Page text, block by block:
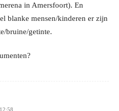
in Amersfoort). En
blanke mensen/kinderen er zijn
bruine/getinte.